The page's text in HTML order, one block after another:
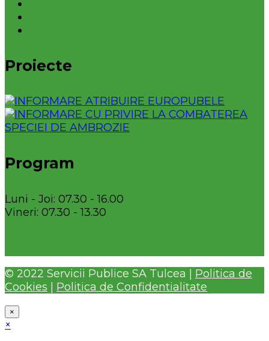
Proiecte
Program
Luni - Joi: 07.30 - 16.00
Vineri: 07.30 - 13.30
© 2022 Servicii Publice SA Tulcea | Politica de
Cookies | Politica de Confidentialitate
×
×